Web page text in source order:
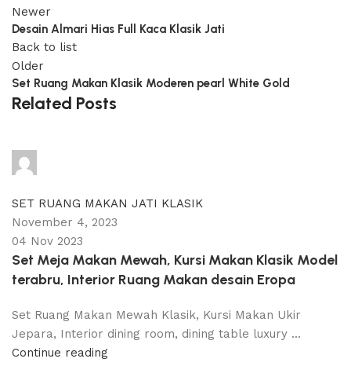
Newer
Desain Almari Hias Full Kaca Klasik Jati
Back to list
Older
Set Ruang Makan Klasik Moderen pearl White Gold
Related Posts
SET RUANG MAKAN JATI KLASIK
November 4, 2023
04 Nov 2023
Set Meja Makan Mewah, Kursi Makan Klasik Model
terabru, Interior Ruang Makan desain Eropa
Set Ruang Makan Mewah Klasik, Kursi Makan Ukir
Jepara, Interior dining room, dining table luxury ...
Continue reading